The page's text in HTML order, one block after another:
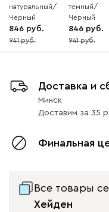
натуральный/
Черный
846
10
941
темный/
Черный
846
10
941
Доставка и
Минск
Доставим за 35
Финальная
Все товары
Хейден